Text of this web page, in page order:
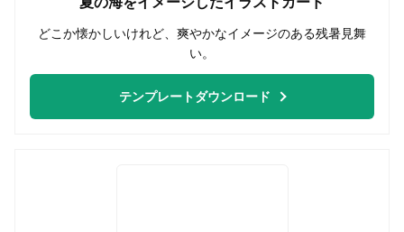
どこか懐かしいけれど、爽やかなイメージのある残暑見舞
い。
テンプレートダウンロード